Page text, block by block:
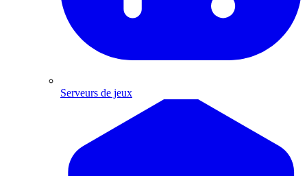
Serveurs de jeux